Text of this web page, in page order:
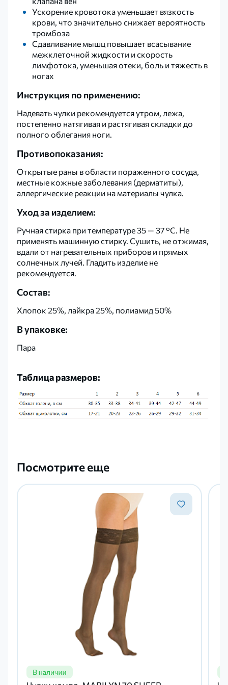
Ускорение кровотока уменьшает вязкость
крови, что значительно снижает вероятность
тромбоза
Сдавливание мышц повышает всасывание
межклеточной жидкости и скорость
лимфотока, уменьшая отеки, боль и тяжесть в
ногах
Инструкция по применению:
Надевать чулки рекомендуется утром, лежа,
постепенно натягивая и растягивая складки до
полного облегания ноги.
Противопоказания:
Открытые раны в области пораженного сосуда,
местные кожные заболевания (дерматиты),
аллергические реакции на материалы чулка.
Уход за изделием:
Ручная стирка при температуре 35 — 37 °C. Не
применять машинную стирку. Сушить, не отжимая,
вдали от нагревательных приборов и прямых
солнечных лучей. Гладить изделие не
рекомендуется.
Состав:
Хлопок 25%, лайкра 25%, полиамид 50%
В упаковке:
Пара
Таблица размеров:
Посмотрите еще